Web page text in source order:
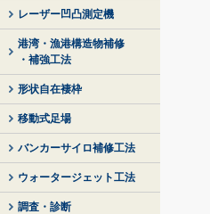
レーザー凹凸測定機
港湾・漁港構造物補修
・補強工法
形状自在褄枠
移動式足場
バンカーサイロ補修工法
ウォータージェット工法
調査・診断